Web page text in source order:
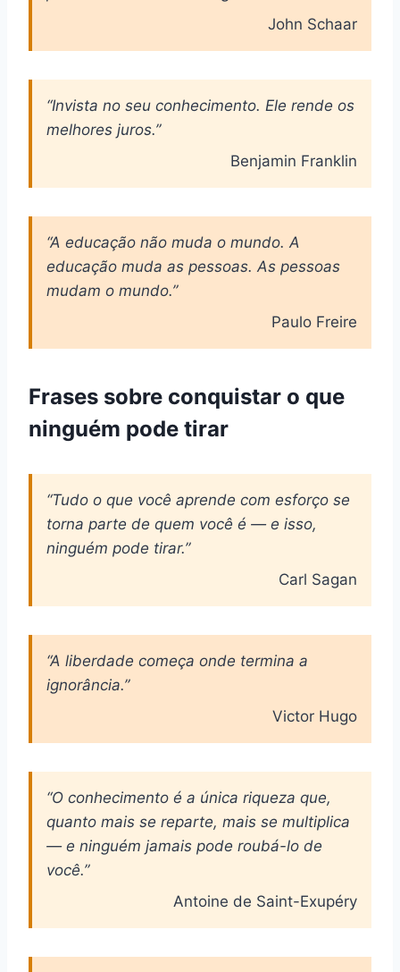
John Schaar
“Invista no seu conhecimento. Ele rende os
melhores juros.”
Benjamin Franklin
“A educação não muda o mundo. A
educação muda as pessoas. As pessoas
mudam o mundo.”
Paulo Freire
Frases sobre conquistar o que
ninguém pode tirar
“Tudo o que você aprende com esforço se
torna parte de quem você é — e isso,
ninguém pode tirar.”
Carl Sagan
“A liberdade começa onde termina a
ignorância.”
Victor Hugo
“O conhecimento é a única riqueza que,
quanto mais se reparte, mais se multiplica
— e ninguém jamais pode roubá-lo de
você.”
Antoine de Saint-Exupéry